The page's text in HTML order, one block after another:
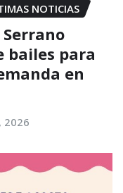
NOTICIAS
Serrano
bailes para
en
2026